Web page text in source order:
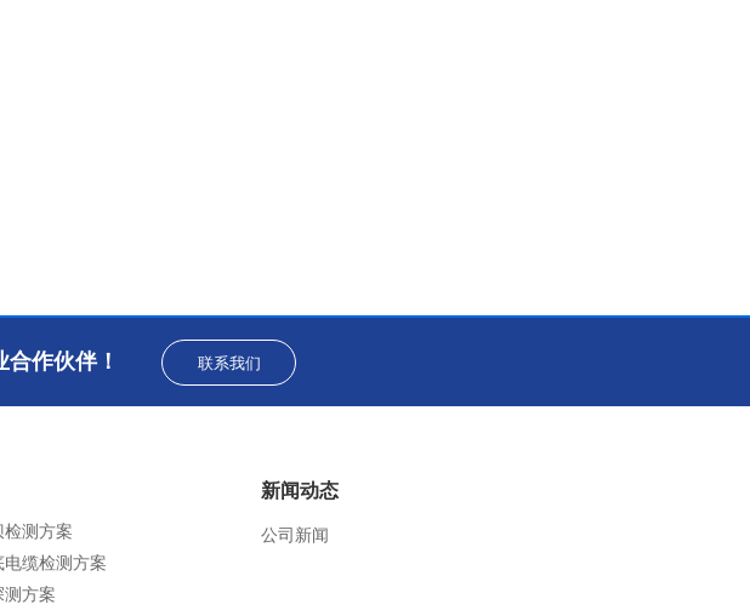
作伙伴！ 联系我们
测方案
缆检测方案
方案
新闻动态
公司新闻